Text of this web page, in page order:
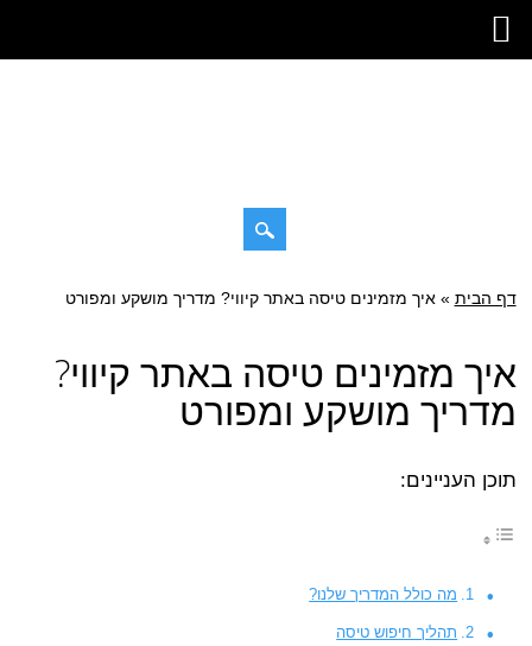
תפריט ראשי
דילוג
דף הבית »איך מזמינים טיסה באתר קיווי? מדריך מושקע ומפורט
איך מזמינים טיסה באתר קיווי?
מדריך מושקע ומפורט
תוכן העניינים:
מה כולל המדריך שלנו?
תהליך חיפוש טיסה